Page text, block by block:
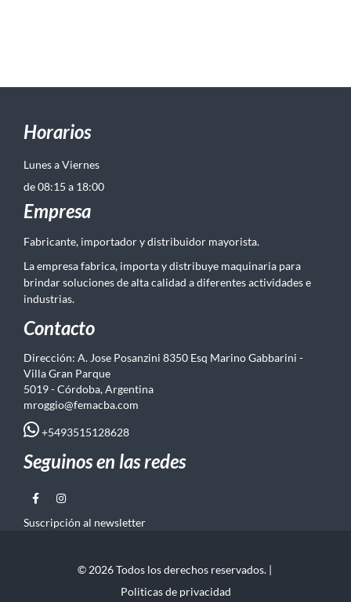
Horarios
Lunes a Viernes
de 08:15 a 18:00
Empresa
Fabricante, importador y distribuidor mayorista.
La empresa fabrica, importa y distribuye maquinaria para
brindar soluciones de alta calidad a diferentes actividades e
industrias.
Contacto
Dirección: A. Jose Posanzini 8350 Esq Marino Gabbarini -
Villa Gran Parque
5019 - Córdoba, Argentina
mroggio@femacba.com
+5493515128628
Seguinos en las redes
Suscripción al newsletter
© 2026 Todos los derechos reservados. |
Politicas de privacidad